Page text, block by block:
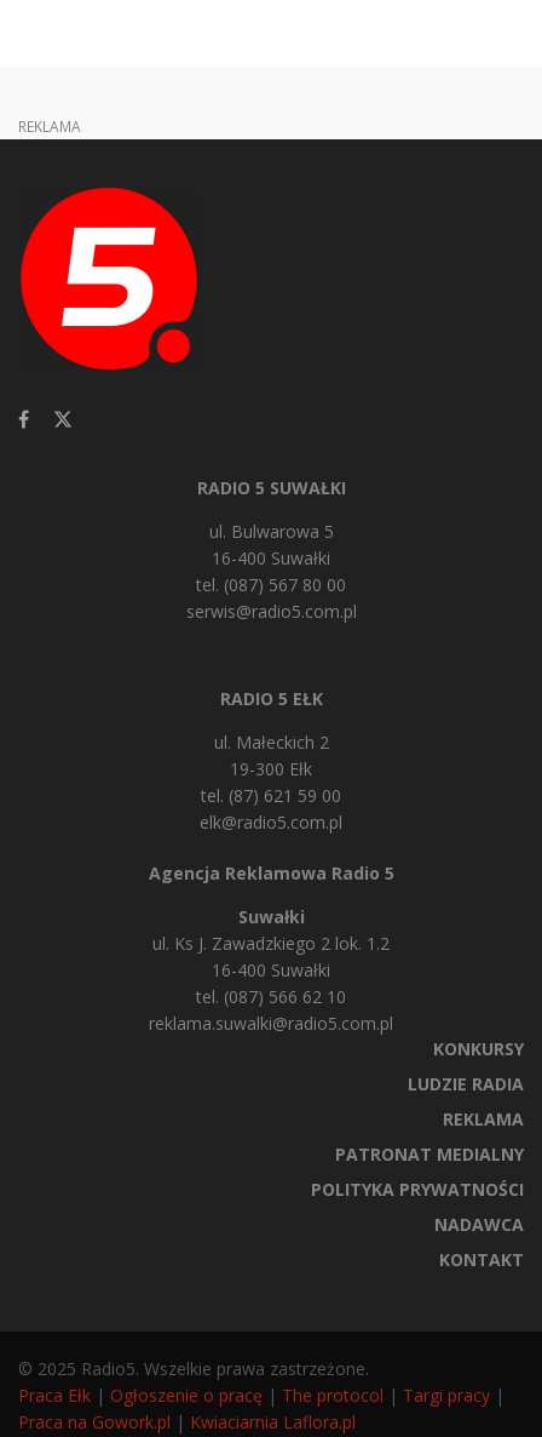
REKLAMA
RADIO 5 SUWAŁKI
ul. Bulwarowa 5
16-400 Suwałki
tel. (087) 567 80 00
serwis@radio5.com.pl
RADIO 5 EŁK
ul. Małeckich 2
19-300 Ełk
tel. (87) 621 59 00
elk@radio5.com.pl
Agencja Reklamowa Radio 5
Suwałki
ul. Ks J. Zawadzkiego 2 lok. 1.2
16-400 Suwałki
tel. (087) 566 62 10
reklama.suwalki@radio5.com.pl
KONKURSY
LUDZIE RADIA
REKLAMA
PATRONAT MEDIALNY
POLITYKA PRYWATNOŚCI
NADAWCA
KONTAKT
© 2025 Radio5. Wszelkie prawa zastrzeżone.
Praca Ełk | Ogłoszenie o pracę | The protocol | Targi pracy |
Praca na Gowork.pl | Kwiaciarnia Laflora.pl